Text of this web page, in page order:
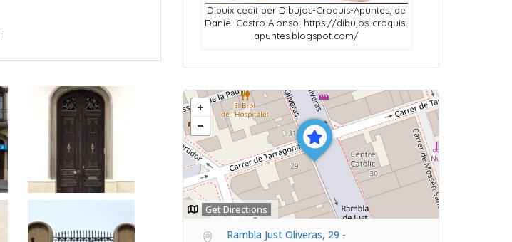
Dibuix cedit per Dibujos-Croquis-Apuntes, de
Daniel Castro Alonso: https://dibujos-croquis-
apuntes.blogspot.com/
Get Directions
Rambla Just Oliveras, 29 -